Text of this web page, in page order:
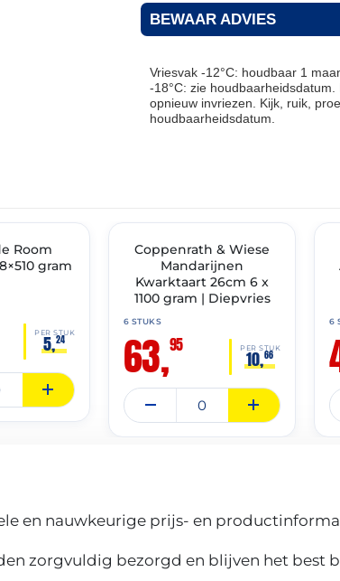
BEWAAR ADVIES
Vriesvak -12°C: houdbaar 1
-18°C: zie
opnieuw invriezen. Kijk, ruik,
houdbaarheidsdatum.
Room
gram
PER STUK
5,24
✓ VAST ASSORTIMENT
Coppenrath & Wiese
Mandarijnen
Kwarktaart 26cm 6 x
1100 gram | Diepvries
6 STUKS
63,95 PER STUK
10,66
6
en nauwkeurige prijs- en
zorgvuldig bezorgd en blijven het best